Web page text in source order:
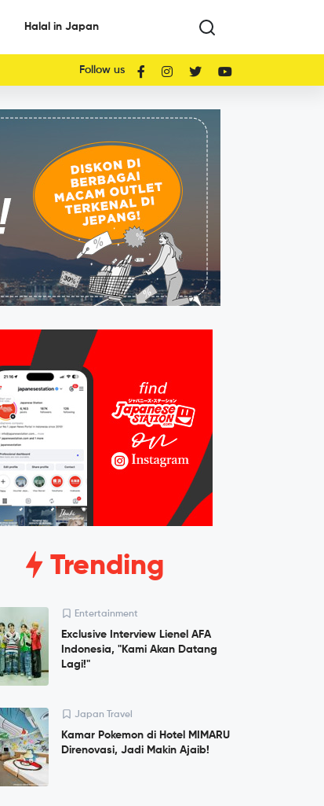
Halal in Japan
Follow us
Trending
Entertainment
Exclusive Interview Lienel AFA
Indonesia, "Kami Akan Datang
Lagi!"
Japan Travel
Kamar Pokemon di Hotel MIMARU
Direnovasi, Jadi Makin Ajaib!